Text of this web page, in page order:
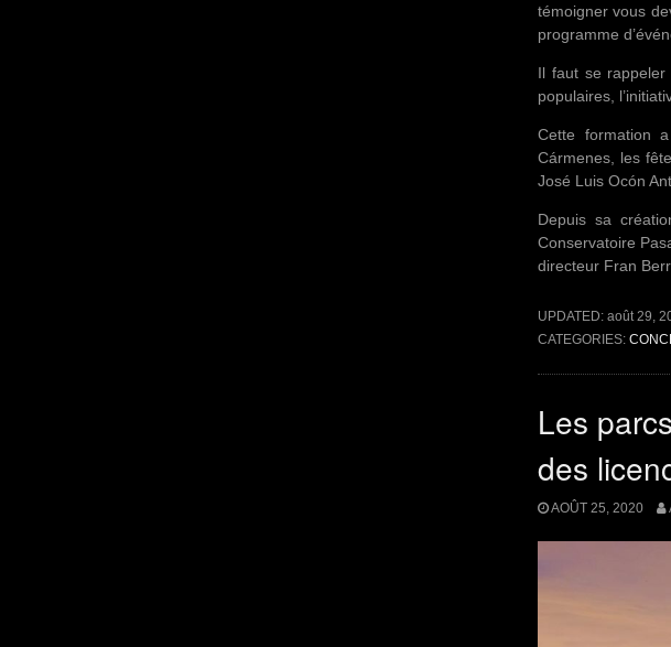
témoigner vous
programme
Il faut se rappeler
populaires,
Cette formation
Cármenes, les
José Luis Ocón
Depuis sa
Conservatoire
directeur Fran
UPDATED: août 29,
CATEGORIES:
Les
des
AOÛT 25, 2020